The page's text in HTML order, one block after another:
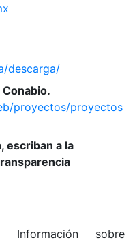
descarga/
proyectos/proyectos
escriban a la
sobre